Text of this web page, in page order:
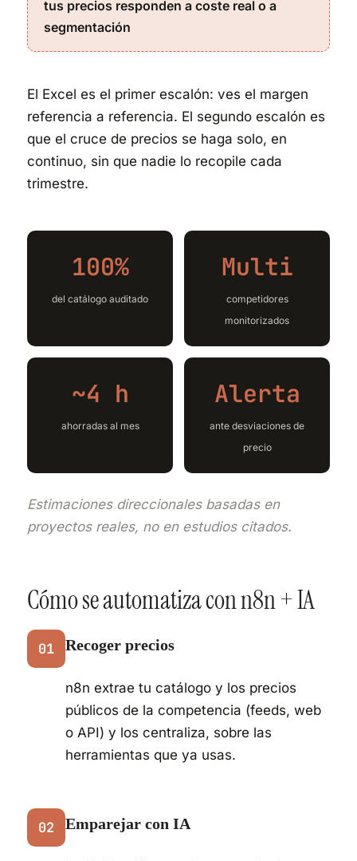
tus precios responden a coste real o a
segmentación
El Excel es el primer escalón: ves el margen
referencia a referencia. El segundo escalón es
que el cruce de precios se haga solo, en
continuo, sin que nadie lo recopile cada
trimestre.
100%
del catálogo auditado
Multi
competidores
monitorizados
~4 h
ahorradas al mes
Alerta
ante desviaciones de
precio
Estimaciones direccionales basadas en
proyectos reales, no en estudios citados.
Cómo se automatiza con n8n + IA
01 Recoger precios
n8n extrae tu catálogo y los precios
públicos de la competencia (feeds, web
o API) y los centraliza, sobre las
herramientas que ya usas.
02 Emparejar con IA